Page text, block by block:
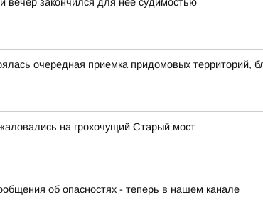
очередная приемка придомовых территорий,
на грохочущий Старый мост
об опасностях - теперь в нашем канале